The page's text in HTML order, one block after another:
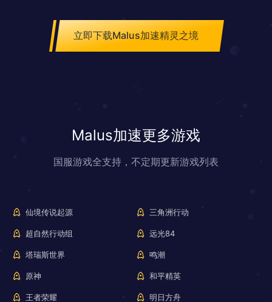
立即下载Malus加速精灵之境
Malus加速更多游戏
国服游戏全支持，不定期更新游戏列表
仙境传说起源 三角洲行动
超自然行动组 远光84
塔瑞斯世界 鸣潮
原神 和平精英
王者荣耀 明日方舟